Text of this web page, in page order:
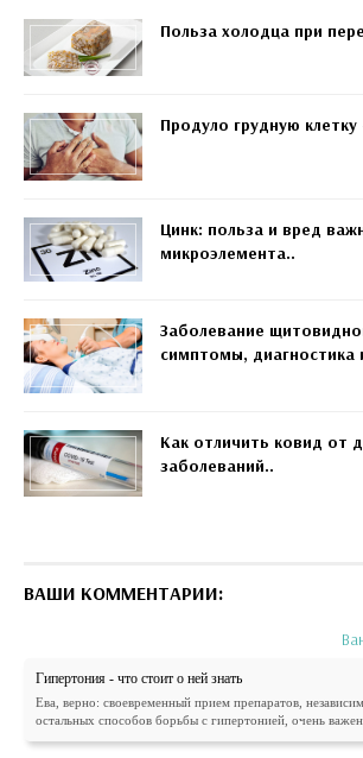
Польза холодца при
Продуло грудную
Цинк: польза и вред
микроэлемента..
Заболевание
симптомы, диагностика
Как отличить ковид от
заболеваний..
ВАШИ КОММЕНТАРИИ:
Гипертония - что стоит о ней знать
Ева, верно: своевременный прием препаратов,
остальных способов борьбы с гипертонией, очень